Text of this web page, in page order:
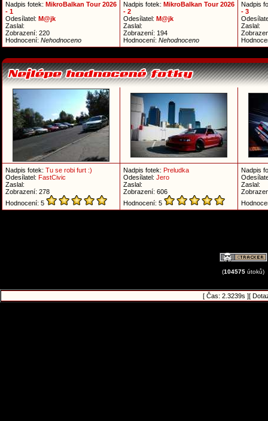
Nadpis fotek: MikroBalkan Tour 2026
- 1
Odesílatel: M@jk
Zaslal:
Zobrazení: 220
Hodnocení: Nehodnoceno
Nadpis fotek: MikroBalkan Tour 2026
- 2
Odesílatel: M@jk
Zaslal:
Zobrazení: 194
Hodnocení: Nehodnoceno
Nadpis
- 3
Zaslal:
Nadpis fotek: Tu se robi furt :)
Odesílatel: FastCivic
Zaslal:
Zobrazení: 278
Hodnocení: 5
Nadpis fotek: Preludka
Odesílatel: Jero
Zaslal:
Zobrazení: 606
Hodnocení: 5
Nadpis
Zaslal:
(104575 útoků)
[ Čas: 2.3239s ][